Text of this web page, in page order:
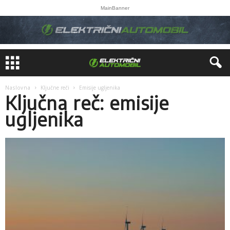
MainBanner
Naslovna Ključne reči Emisije ugljenika
Ključna reč: emisije
ugljenika